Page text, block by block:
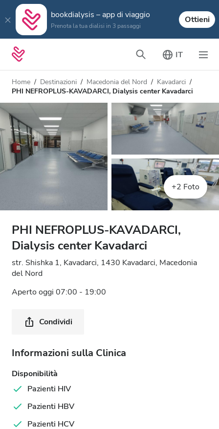
bookdialysis – app di viaggio
Prenota la tua dialisi in 3 passaggi
Ottieni
IT
Home Destinazioni Macedonia del Nord
Kavadarci
PHI NEFROPLUS-KAVADARCI, Dialysis center Kavadarci
+2 Foto
PHI NEFROPLUS-KAVADARCI,
Dialysis center Kavadarci
str. Shishka 1, Kavadarci, 1430 Kavadarci, Macedonia
del Nord
Aperto oggi 07:00 - 19:00
Condividi
Informazioni sulla Clinica
Disponibilità
Pazienti HIV
Pazienti HBV
Pazienti HCV